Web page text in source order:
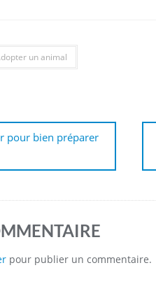
un animal
pour bien préparer
pour publier un commentaire.